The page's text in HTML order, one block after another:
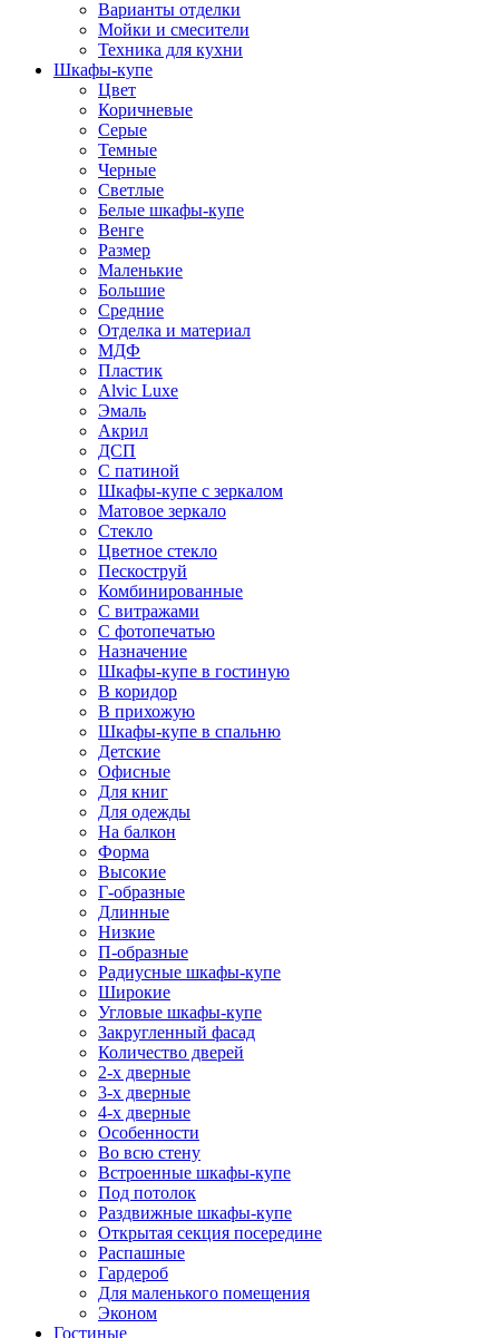
Варианты отделки
Мойки и смесители
Техника для кухни
Шкафы-купе
Цвет
Коричневые
Серые
Темные
Черные
Светлые
Белые шкафы-купе
Венге
Размер
Маленькие
Большие
Средние
Отделка и материал
МДФ
Пластик
Alvic Luxe
Эмаль
Акрил
ДСП
С патиной
Шкафы-купе с зеркалом
Матовое зеркало
Стекло
Цветное стекло
Пескоструй
Комбинированные
С витражами
С фотопечатью
Назначение
Шкафы-купе в гостиную
В коридор
В прихожую
Шкафы-купе в спальню
Детские
Офисные
Для книг
Для одежды
На балкон
Форма
Высокие
Г-образные
Длинные
Низкие
П-образные
Радиусные шкафы-купе
Широкие
Угловые шкафы-купе
Закругленный фасад
Количество дверей
2-х дверные
3-х дверные
4-х дверные
Особенности
Во всю стену
Встроенные шкафы-купе
Под потолок
Раздвижные шкафы-купе
Открытая секция посередине
Распашные
Гардероб
Для маленького помещения
Эконом
Гостиные